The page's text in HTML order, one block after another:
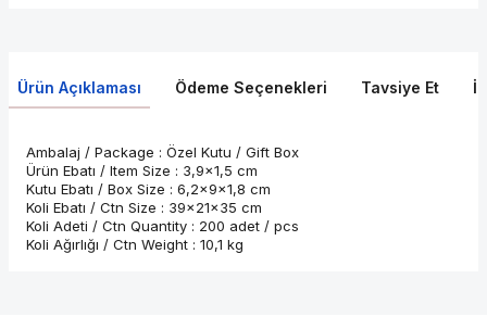
Ürün Açıklaması Ödeme Seçenekleri Tavsiye Et
Ambalaj / Package : Özel Kutu / Gift Box
Ürün Ebatı / Item Size : 3,9x1,5 cm
Kutu Ebatı / Box Size : 6,2x9x1,8 cm
Koli Ebatı / Ctn Size : 39x21x35 cm
Koli Adeti / Ctn Quantity : 200 adet / pcs
Koli Ağırlığı / Ctn Weight : 10,1 kg